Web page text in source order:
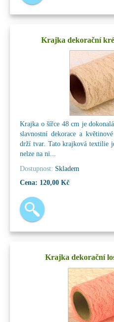
Krajka dekorační
Krajka o šířce 48 cm je
slavnostní dekorace a
drží tvar. Tato krajková textilie
nelze na ni...
Dostupnost: Skladem
Cena: 120,00 Kč
Krajka dekorační